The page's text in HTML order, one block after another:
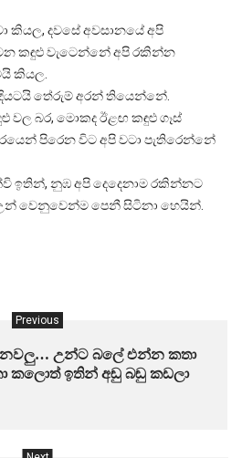
කියල, දවසේ අවසානයේ අපි
කඳුළු වැටෙන්නේ අපි රකින්න
කියල.
තේරුම් අරන් තියෙන්නේ.
වල බර, මොකද ඊළඟ කඳුළු ගෑස්
පිරෙන විට අපි වටා පැතිරෙන්නේ
ඉතින්, නුඹ අපි දෙදෙනාම රකින්නට
වෙනුවෙන්ම පෙනී සිටිනා හෙයින්.
Previous
උන්ට බලේ එන්න කතා
කලොත් ඉතින් අඬු බඬු කඩලා